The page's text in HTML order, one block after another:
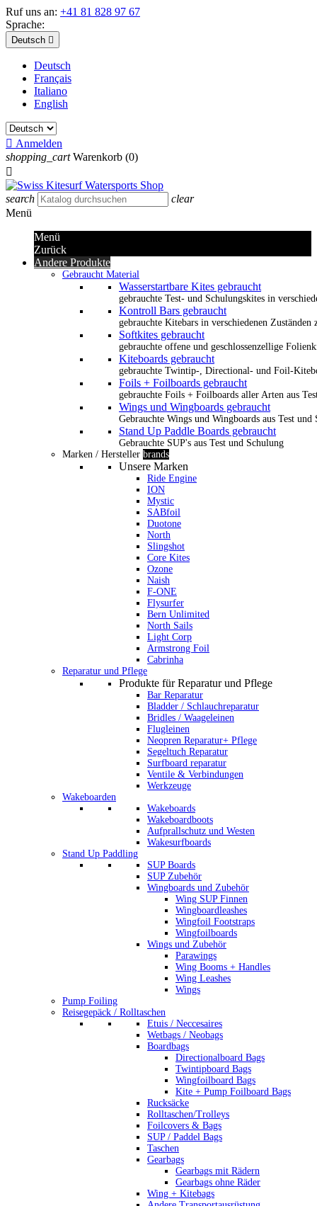
Ruf uns an: +41 81 828 97 67
Sprache:
Deutsch 
Deutsch
Français
Italiano
English
 Anmelden
shopping_cart Warenkorb (0)

search
clear
Menü
Menü
Zurück
Andere Produkte
Gebraucht Material
Wasserstartbare Kites gebraucht
gebrauchte Test- und Schulungskites in
Kontroll Bars gebraucht
gebrauchte Kitebars in verschiedenen Zuständen
Softkites gebraucht
gebrauchte offene und geschlossenzellige
Kiteboards gebraucht
gebrauchte Twintip-, Directional- und Foil-
Foils + Foilboards gebraucht
gebrauchte Foils + Foilboards aller Arten aus
Wings und Wingboards gebraucht
Gebrauchte Wings und Wingboards aus Test und
Stand Up Paddle Boards gebraucht
Gebrauchte SUP's aus Test und Schulung
Marken / Hersteller brands
Unsere Marken
Ride Engine
ION
Mystic
SABfoil
Duotone
North
Slingshot
Core Kites
Ozone
Naish
F-ONE
Flysurfer
Bern Unlimited
North Sails
Light Corp
Armstrong Foil
Cabrinha
Reparatur und Pflege
Produkte für Reparatur und Pflege
Bar Reparatur
Bladder / Schlauchreparatur
Bridles / Waageleinen
Flugleinen
Neopren Reparatur+ Pflege
Segeltuch Reparatur
Surfboard reparatur
Ventile & Verbindungen
Werkzeuge
Wakeboarden
Wakeboards
Wakeboardboots
Aufprallschutz und Westen
Wakesurfboards
Stand Up Paddling
SUP Boards
SUP Zubehör
Wingboards und Zubehör
Wing SUP Finnen
Wingboardleashes
Wingfoil Footstraps
Wingfoilboards
Wings und Zubehör
Parawings
Wing Booms + Handles
Wing Leashes
Wings
Pump Foiling
Reisegepäck / Rolltaschen
Etuis / Neccesaires
Wetbags / Neobags
Boardbags
Directionalboard Bags
Twintipboard Bags
Wingfoilboard Bags
Kite + Pump Foilboard Bags
Rucksäcke
Rolltaschen/Trolleys
Foilcovers & Bags
SUP / Paddel Bags
Taschen
Gearbags
Gearbags mit Rädern
Gearbags ohne Räder
Wing + Kitebags